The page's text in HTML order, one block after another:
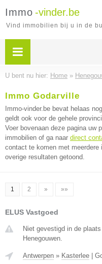
Immo -vinder.be
Vind immobilien bij u in de
U bent nu hier: Home »
Immo Godarville
Immo-vinder.be bevat helaas
geldt ook voor de gehele
Voer bovenaan deze pagina uw
immobilien of ga naar direct
contact te komen met meerdere
overige resultaten getoond.
1 2 » »»
ELUS Vastgoed
Niet gevestigd in de
Henegouwen.
Antwerpen » Kasterlee